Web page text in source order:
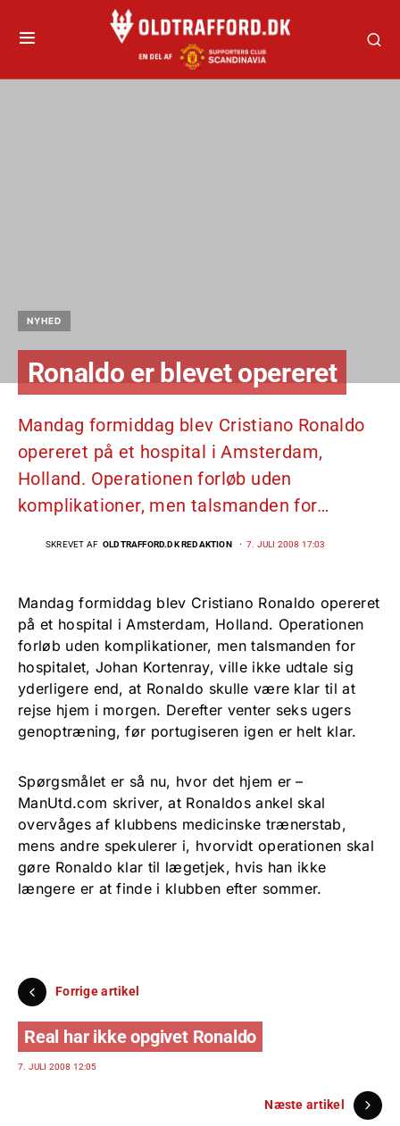
NYHED
Ronaldo er blevet opereret
Mandag formiddag blev Cristiano Ronaldo
opereret på et hospital i Amsterdam,
Holland. Operationen forløb uden
komplikationer, men talsmanden for…
SKREVET AF OLDTRAFFORD.DK REDAKTION 7. JULI 2008 17:03
Mandag formiddag blev Cristiano Ronaldo opereret
på et hospital i Amsterdam, Holland. Operationen
forløb uden komplikationer, men talsmanden for
hospitalet, Johan Kortenray, ville ikke udtale sig
yderligere end, at Ronaldo skulle være klar til at
rejse hjem i morgen. Derefter venter seks ugers
genoptræning, før portugiseren igen er helt klar.
Spørgsmålet er så nu, hvor det hjem er –
ManUtd.com skriver, at Ronaldos ankel skal
overvåges af klubbens medicinske trænerstab,
mens andre spekulerer i, hvorvidt operationen skal
gøre Ronaldo klar til lægetjek, hvis han ikke
længere er at finde i klubben efter sommer.
Forrige artikel
Real har ikke opgivet Ronaldo
7. JULI 2008 12:05
Næste artikel